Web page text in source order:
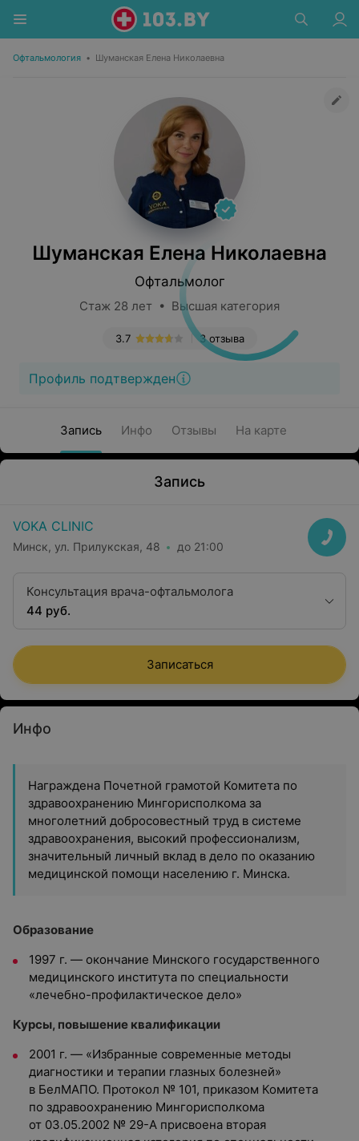
Офтальмология • Шуманская Елена Николаевна
Шуманская Елена Николаевна
Офтальмолог
Стаж 28 лет • Высшая категория
3 отзыва
3.7
Профиль подтвержден
Запись Инфо Отзывы На карте
Запись
VOKA CLINIC
Минск, ул. Прилукская, 48 до 21:00
Консультация врача-офтальмолога
44 руб.
Записаться
Инфо
Награждена Почетной грамотой Комитета по
здравоохранению Мингорисполкома за
многолетний добросовестный труд в системе
здравоохранения, высокий профессионализм,
значительный личный вклад в дело по оказанию
медицинской помощи населению г. Минска.
Образование
1997 г. — окончание Минского государственного
медицинского института по специальности
«лечебно-профилактическое дело»
Курсы, повышение квалификации
2001 г. — «Избранные современные методы
диагностики и терапии глазных болезней»
в БелМАПО. Протокол № 101, приказом Комитета
по здравоохранению Мингорисполкома
от 03.05.2002 № 29-А присвоена вторая